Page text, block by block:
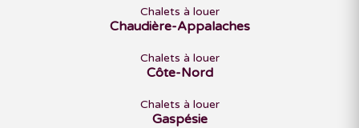
Chalets à louer
Chaudière-Appalaches
Chalets à louer
Côte-Nord
Chalets à louer
Gaspésie